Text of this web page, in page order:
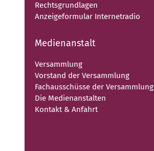
Rechtsgrundlagen
Anzeigeformular Internetradio
Medienanstalt
Versammlung
Vorstand der Versammlung
Fachausschüsse der Versammlung
Die Medienanstalten
Kontakt & Anfahrt